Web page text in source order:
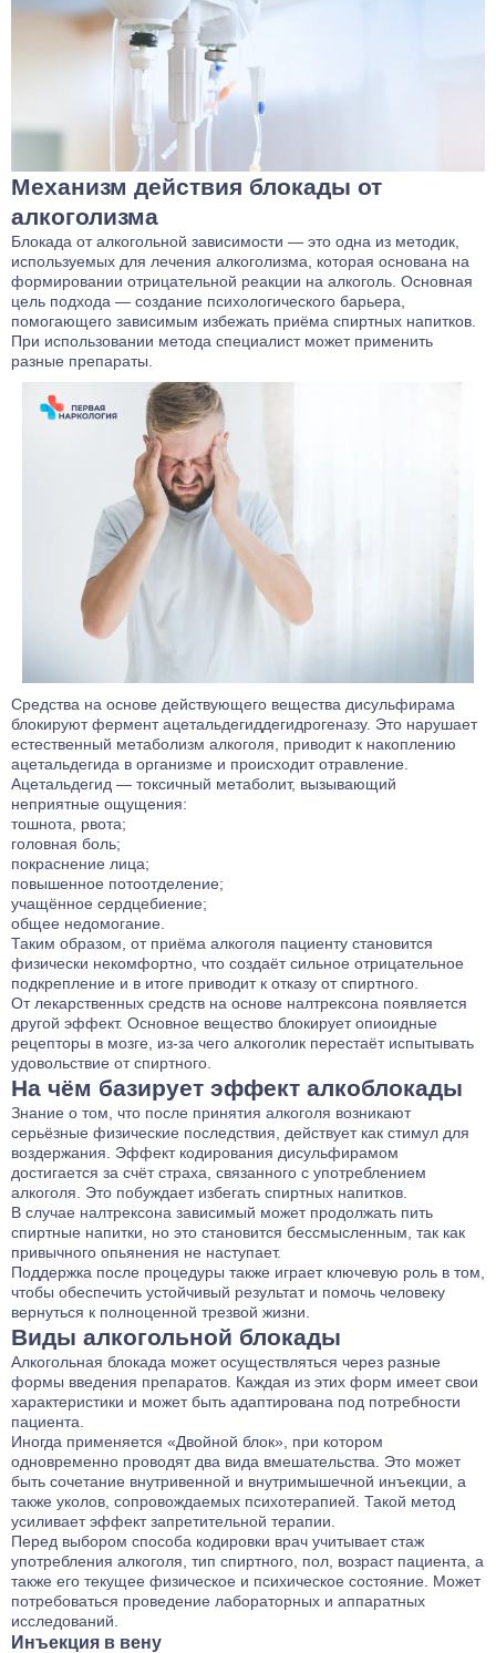
Механизм действия блокады от
алкоголизма
Блокада от алкогольной зависимости — это одна из методик,
используемых для лечения алкоголизма, которая основана на
формировании отрицательной реакции на алкоголь. Основная
цель подхода — создание психологического барьера,
помогающего зависимым избежать приёма спиртных напитков.
При использовании метода специалист может применить
разные препараты.
Средства на основе действующего вещества дисульфирама
блокируют фермент ацетальдегиддегидрогеназу. Это нарушает
естественный метаболизм алкоголя, приводит к накоплению
ацетальдегида в организме и происходит отравление.
Ацетальдегид — токсичный метаболит, вызывающий
неприятные ощущения:
тошнота, рвота;
головная боль;
покраснение лица;
повышенное потоотделение;
учащённое сердцебиение;
общее недомогание.
Таким образом, от приёма алкоголя пациенту становится
физически некомфортно, что создаёт сильное отрицательное
подкрепление и в итоге приводит к отказу от спиртного.
От лекарственных средств на основе налтрексона появляется
другой эффект. Основное вещество блокирует опиоидные
рецепторы в мозге, из-за чего алкоголик перестаёт испытывать
удовольствие от спиртного.
На чём базирует эффект алкоблокады
Знание о том, что после принятия алкоголя возникают
серьёзные физические последствия, действует как стимул для
воздержания. Эффект кодирования дисульфирамом
достигается за счёт страха, связанного с употреблением
алкоголя. Это побуждает избегать спиртных напитков.
В случае налтрексона зависимый может продолжать пить
спиртные напитки, но это становится бессмысленным, так как
привычного опьянения не наступает.
Поддержка после процедуры также играет ключевую роль в том,
чтобы обеспечить устойчивый результат и помочь человеку
вернуться к полноценной трезвой жизни.
Виды алкогольной блокады
Алкогольная блокада может осуществляться через разные
формы введения препаратов. Каждая из этих форм имеет свои
характеристики и может быть адаптирована под потребности
пациента.
Иногда применяется «Двойной блок» , при котором
одновременно проводят два вида вмешательства. Это может
быть сочетание внутривенной и внутримышечной инъекции, а
также уколов, сопровождаемых психотерапией. Такой метод
усиливает эффект запретительной терапии.
Перед выбором способа кодировки врач учитывает стаж
употребления алкоголя, тип спиртного, пол, возраст пациента, а
также его текущее физическое и психическое состояние. Может
потребоваться проведение лабораторных и аппаратных
исследований.
Инъекция в вену